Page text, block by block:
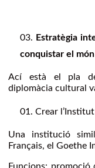
Estratègia
conquistar el món
Ací està el pla
diplomàcia cultural
Crear
Una institució
Français, el Goethe